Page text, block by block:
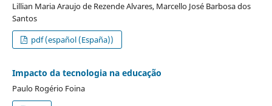
Lillian Maria Araujo de Rezende Alvares, Marcello José Barbosa dos
Santos
pdf (español (España))
Impacto da tecnologia na educação
Paulo Rogério Foina